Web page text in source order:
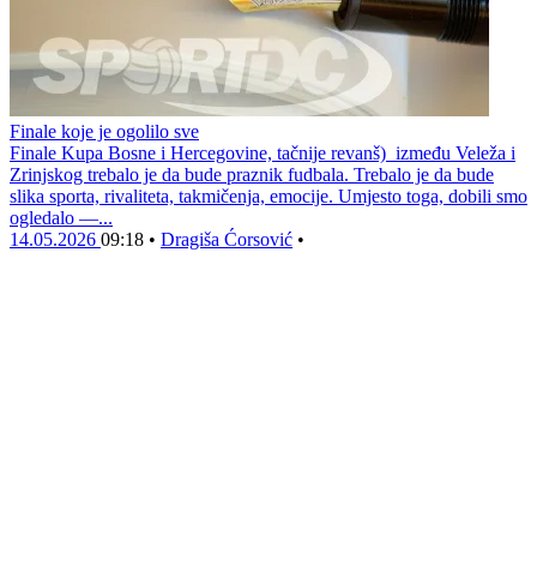
Finale koje je ogolilo sve
Finale Kupa Bosne i Hercegovine, tačnije revanš) između Veleža i
Zrinjskog trebalo je da bude praznik fudbala. Trebalo je da bude
slika sporta, rivaliteta, takmičenja, emocije. Umjesto toga, dobili smo
ogledalo —...
14.05.2026 09:18 • Dragiša Ćorsović •